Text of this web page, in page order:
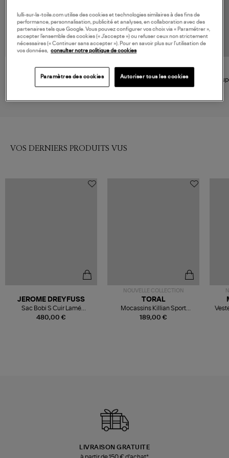
275,00 €
Jupe Zilema Light Blue,
Vestiaire
350,00 €
Jupe Berenice Black
VOS DERNIERS PRODUITS VUS
480,00 €
JEROME DREYFUSS
Sac Bobi S Cuir Lamé
Champagne
NOUVELLE COLLECTION
189,00 €
TORAL
Mocassins Killian Sport
Mousse
LIVRAISON GRATUITE
lulli-sur-la-toile.com utilise des cookies et technologies similaires à des fins de
performance, personnalisation, publicité et analyses, en collaboration avec des
partenaires tels que Google. Vous pouvez configurer vos choix via « Paramétrer »,
accepter l’ensemble des cookies (« J’accepte ») ou refuser ceux non strictement
nécessaires (« Continuer sans accepter »). Pour en savoir plus sur l’utilisation de
vos données,
consulter notre politique de cookies
Paramètres des cookies Autoriser tous les cookies